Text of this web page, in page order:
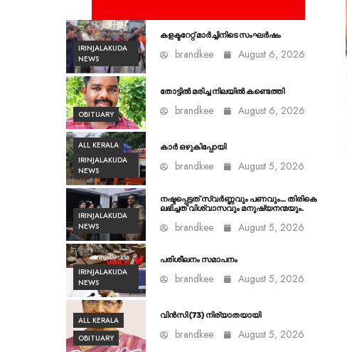
IRINJALAKUDA
NEWS
കളക്ടറേറ്റ് മാർച്ചിനിടെ സംഘർഷം
brandkee August 6, 2026
OBITUARY
തോട്ടിൽ മരിച്ച നിലയിൽ കണ്ടെത്തി
brandkee August 6, 2026
ALL KERALA
IRINJALAKUDA
NEWS
കാർ ഒഴുകിപ്പോയി
brandkee August 5, 2026
IRINJALAKUDA
NEWS
നഷ്ടപ്പെട്ടത് സ്വർണ്ണവും പണവും… തിരികെ
ലഭിച്ചത് വിശ്വാസവും മനുഷ്യനന്മയും.
brandkee August 5, 2026
IRINJALAKUDA
NEWS
പരിശീലനം സമാപനം
brandkee August 5, 2026
ALL KERALA
OBITUARY
വിൻസി (73) നിര്യാതയായി
brandkee August 5, 2026